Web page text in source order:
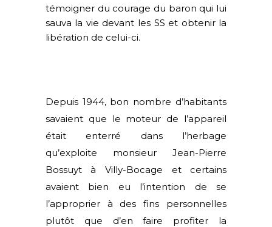
témoigner du courage du baron qui lui
sauva la vie devant les SS et obtenir la
libération de celui-ci.
Depuis 1944, bon nombre d’habitants
savaient que le moteur de l’appareil
était enterré dans l’herbage
qu’exploite monsieur Jean-Pierre
Bossuyt à Villy-Bocage et certains
avaient bien eu l’intention de se
l’approprier à des fins personnelles
plutôt que d’en faire profiter la